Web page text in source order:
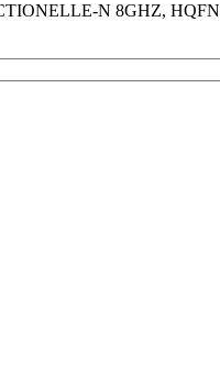
N 8GHZ, HQFN